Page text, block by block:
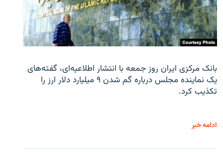
بانک مرکزی ایران روز جمعه با انتشار اطلاعیه‌ای، گفته‌های
یک نماینده مجلس درباره گم شدن ۹ میلیارد دلار ارز را
تکذیب کرد.
ادامه خبر